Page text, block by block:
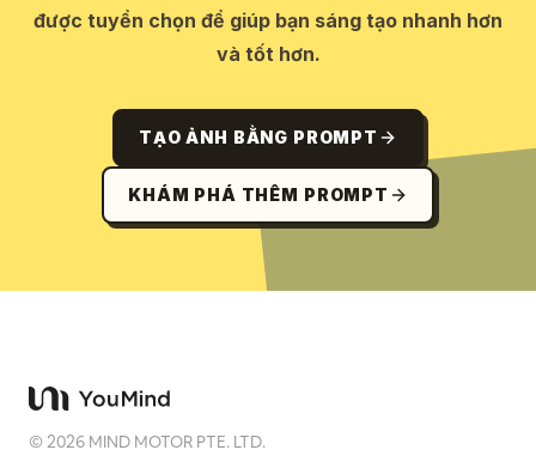
được tuyển chọn để giúp bạn sáng tạo nhanh hơn
và tốt hơn.
TẠO ẢNH BẰNG PROMPT
KHÁM PHÁ THÊM PROMPT
©2026 MIND MOTOR PTE. LTD.